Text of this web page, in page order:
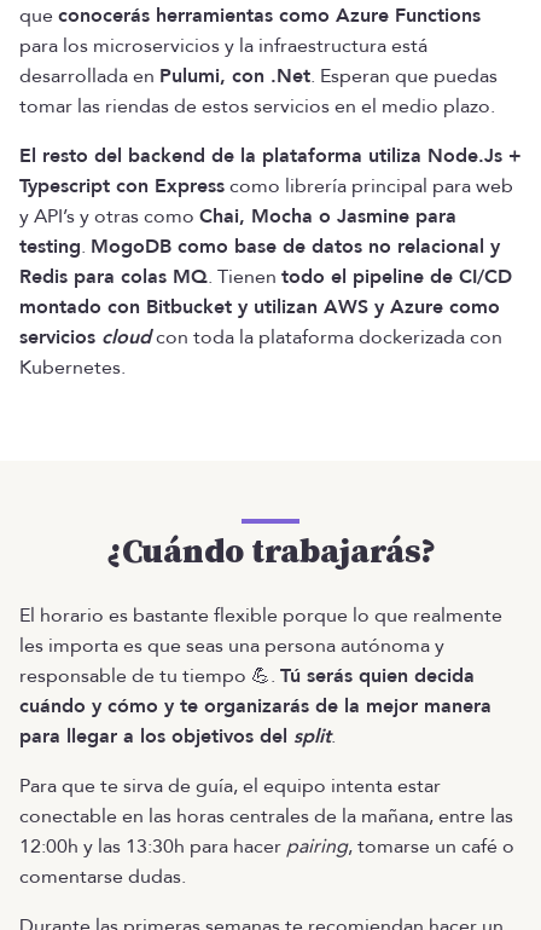
queconocerás herramientas como Azure Functions
para los microservicios y la infraestructura está
desarrollada en Pulumi, con .Net. Esperan que puedas
tomar las riendas de estos servicios en el medio plazo.
El resto del backend de la plataforma utiliza Node.Js +
Typescript con Expresscomo librería principal para web
y API’s y otras como Chai, Mocha o Jasmine para
testing. MogoDB como base de datos no relacional y
Redis para colas MQ. Tienen todo el pipeline de CI/CD
montado con Bitbucket y utilizan AWS y Azure como
servicios cloudcon toda la plataforma dockerizada con
Kubernetes.
¿Cuándo trabajarás?
El horario es bastante flexible porque lo que realmente
les importa es que seas una persona autónoma y
responsable de tu tiempo 💪. Tú serás quien decida
cuándo y cómo y te organizarás de la mejor manera
para llegar a los objetivos del split.
Para que te sirva de guía, el equipo intenta estar
conectable en las horas centrales de la mañana, entre las
12:00h y las 13:30h para hacer pairing, tomarse un café o
comentarse dudas.